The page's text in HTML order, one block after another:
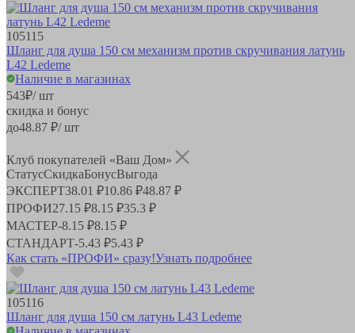
105115
Шланг для душа 150 см механизм против скручивания латунь
L42 Ledeme
Наличие в магазинах
543₽/ шт
скидка и бонус
до48.87 ₽/ шт
Клуб покупателей «Ваш Дом»
СтатусСкидкаБонусВыгода
ЭКСПЕРТ38.01 ₽10.86 ₽48.87 ₽
ПРОФИ27.15 ₽8.15 ₽35.3 ₽
МАСТЕР-8.15 ₽8.15 ₽
СТАНДАРТ-5.43 ₽5.43 ₽
Как стать «ПРОФИ» сразу!Узнать подробнее
105116
Шланг для душа 150 см латунь L43 Ledeme